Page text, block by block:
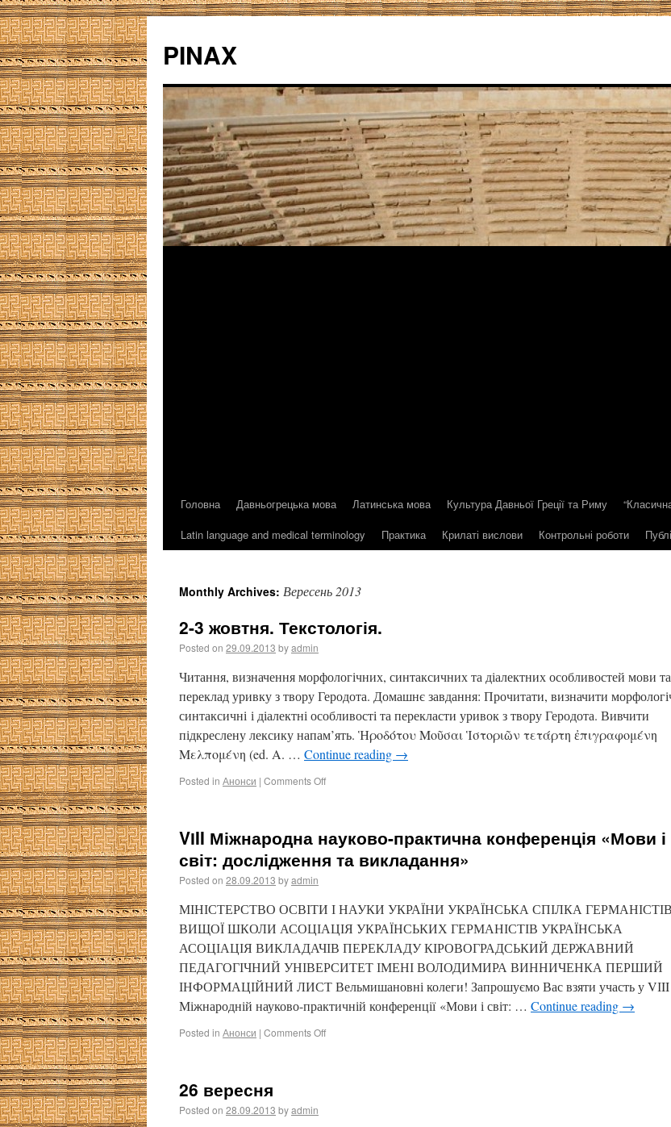
PINAX
Головна Давньогрецька мова Латинська мова Культура Давньої Греції та Риму
Latin language and medical terminology
Практика Крилаті вислови Контрольні роботи
Monthly Archives: Вересень 2013
2-3 жовтня. Текстологія.
Posted on 29.09.2013 byadmin
Читання, визначення морфологічних, синтаксичних та діалектних особливостей мови та
переклад уривку з твору Геродота. Домашнє завдання: Прочитати, визначити
синтаксичні і діалектні особливості та перекласти уривок з твору Геродота. Вивчити
підкреслену лексику напам’ять. Ἡροδότου Μοῦσαι Ἱστοριῶν τετάρτη ἐπιγραφομένη
Μελπομένη (ed. A. … Continue reading →
Posted in Анонси | Comments Off
VІII Міжнародна науково-практична конференція «Мови і
світ: дослідження та викладання»
Posted on 28.09.2013 byadmin
МІНІСТЕРСТВО ОСВІТИ І НАУКИ УКРАЇНИ УКРАЇНСЬКА СПІЛКА ГЕРМАНІСТІВ
ВИЩОЇ ШКОЛИ АСОЦІАЦІЯ УКРАЇНСЬКИХ ГЕРМАНІСТІВ УКРАЇНСЬКА
АСОЦІАЦІЯ ВИКЛАДАЧІВ ПЕРЕКЛАДУ КІРОВОГРАДСЬКИЙ ДЕРЖАВНИЙ
ПЕДАГОГІЧНИЙ УНІВЕРСИТЕТ ІМЕНІ ВОЛОДИМИРА ВИННИЧЕНКА ПЕРШИЙ
ІНФОРМАЦІЙНИЙ ЛИСТ Вельмишановні колеги! Запрошуємо Вас взяти участь у VІII
Міжнародній науково-практичній конференції «Мови і світ: … Continue reading →
Posted in Анонси | Comments Off
26 вересня
Posted on 28.09.2013 byadmin